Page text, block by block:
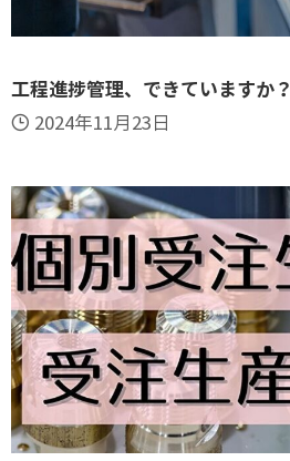
工程進捗管理、できていますか？
2024年11月23日